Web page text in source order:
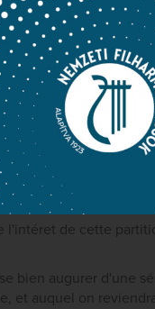
bien sur que son
pour bien
racines magyares
véritable manifeste
le vieil
Quant á la seule
signée par Ivan
de Budapest
Trois scénes
réussissant á révéler
l'intéret de cette
bien augurer d'une
et auquel on